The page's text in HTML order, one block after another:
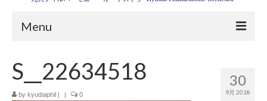
Menu
演奏会情報 30
9月 2018
S__22634518
by kyudaiphil 0